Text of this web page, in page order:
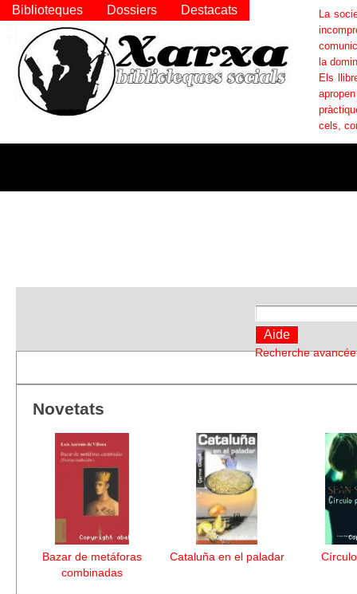
Recherche avancée
Novetats
Bazar de metáforas
combinadas
Cataluña en el paladar
La
la
Els
cels,
Biblioteques Dossiers Destacats